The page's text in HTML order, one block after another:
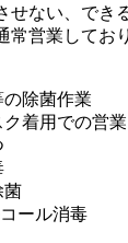
せない、でき
営業してお
除菌作業
着用での営業
菌
ール消毒